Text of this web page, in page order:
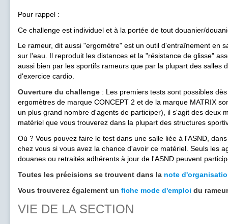
Pour rappel :
Ce challenge est individuel et à la portée de tout douanier/
Le rameur, dit aussi "ergomètre" est un outil d'entraînement en
sur l'eau. Il reproduit les distances et la "résistance de glisse"
aussi bien par les sportifs rameurs que par la plupart des salles
d'exercice cardio.
Ouverture du challenge : Les premiers tests sont possibles
ergomètres de marque CONCEPT 2 et de la marque MATRIX
un plus grand nombre d'agents de participer), il s'agit des deux
matériel que vous trouverez dans la plupart des structures
Où ? Vous pouvez faire le test dans une salle liée à l'ASND,
chez vous si vous avez la chance d'avoir ce matériel. Seuls les
douanes ou retraités adhérents à jour de l'ASND peuvent
Toutes les précisions se trouvent dans la note
Vous trouverez également un fiche mode d'emploi du
VIE DE LA SECTION